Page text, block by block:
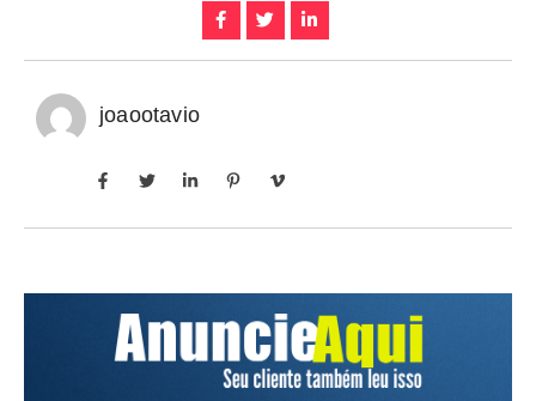
joaootavio